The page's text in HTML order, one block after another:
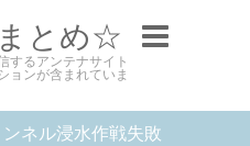
とめ☆
するアンテナサイト
ョンが含まれていま
ネル浸水作戦失敗